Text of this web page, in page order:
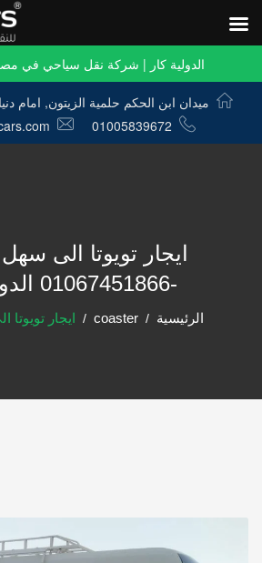
الدولية كار | شركة نقل سياحي في
ميدان ابن الحكم حلمية الزيتون, امام
01005839672
ايجار تويوتا الى
-01067451866 الدولية كار
الرئيسية coaster ايجار